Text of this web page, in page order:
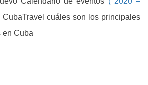
CubaTravel cuáles son los principales
en Cuba